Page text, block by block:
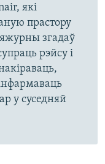
які
прастору
згадаў
рэйсу і
у суседняй